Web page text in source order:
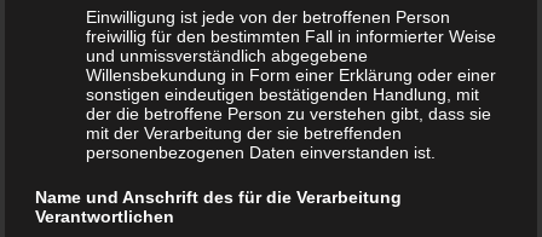
wird – und das am besten von der ersten Lebensstunde an.
Trinkt das Baby viel und oft, dann wird sich automatisch
die Milchmenge erhöhen. Reicht die Milch trotzdem nicht,
dann sollte eine Stillberaterin aufgesucht werden.
Fazit
Malzbier ist lecker und gesund – und es schadet in Maßen
Einwilligung ist jede von der betroffenen Person
freiwillig für den bestimmten Fall in informierter Weise
und unmissverständlich abgegebene
Willensbekundung in Form einer Erklärung oder einer
sonstigen eindeutigen bestätigenden Handlung, mit
der die betroffene Person zu verstehen gibt, dass sie
mit der Verarbeitung der sie betreffenden
personenbezogenen Daten einverstanden ist.
Name und Anschrift des für die Verarbeitung
Verantwortlichen